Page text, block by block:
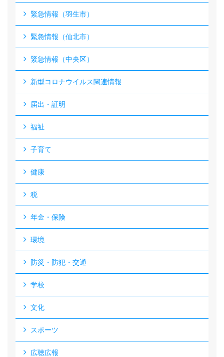
緊急情報（羽生市）
緊急情報（仙北市）
緊急情報（中央区）
新型コロナウイルス関連情報
届出・証明
福祉
子育て
健康
税
年金・保険
環境
防災・防犯・交通
学校
文化
スポーツ
広聴広報